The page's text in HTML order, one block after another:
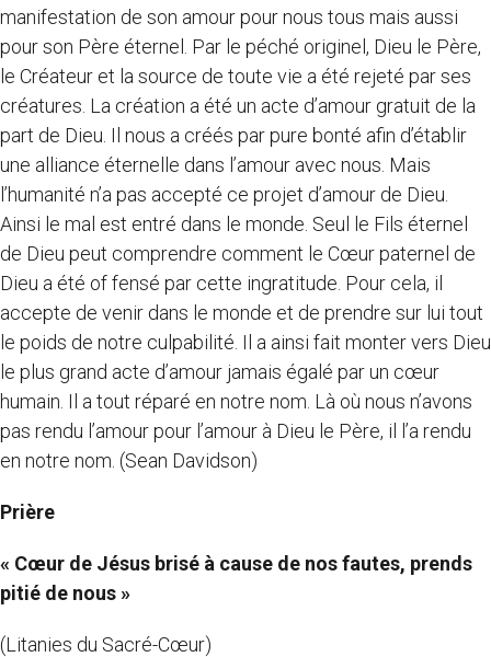
manifestation de son amour pour nous tous mais aussi
pour son Père éternel. Par le péché originel, Dieu le Père,
le Créateur et la source de toute vie a été rejeté par ses
créatures. La création a été un acte d’amour gratuit de la
part de Dieu. Il nous a créés par pure bonté afin d’établir
une alliance éternelle dans l’amour avec nous. Mais
l’humanité n’a pas accepté ce projet d’amour de Dieu.
Ainsi le mal est entré dans le monde. Seul le Fils éternel
de Dieu peut comprendre comment le Cœur paternel de
Dieu a été of fensé par cette ingratitude. Pour cela, il
accepte de venir dans le monde et de prendre sur lui tout
le poids de notre culpabilité. Il a ainsi fait monter vers Dieu
le plus grand acte d’amour jamais égalé par un cœur
humain. Il a tout réparé en notre nom. Là où nous n’avons
pas rendu l’amour pour l’amour à Dieu le Père, il l’a rendu
en notre nom. (Sean Davidson)
Prière
« Cœur de Jésus brisé à cause de nos fautes, prends
pitié de nous »
(Litanies du Sacré-Cœur)